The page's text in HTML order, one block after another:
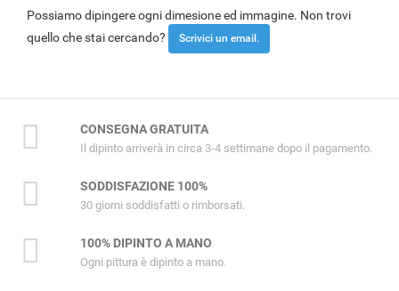
Possiamo dipingere ogni dimesione ed immagine. Non trovi
quello che stai cercando?
Scrivici un email.
CONSEGNA GRATUITA
Il dipinto arriverà in circa 3-4 settimane dopo il pagamento.
SODDISFAZIONE 100%
30 giorni soddisfatti o rimborsati.
100% DIPINTO A MANO
Ogni pittura è dipinto a mano.